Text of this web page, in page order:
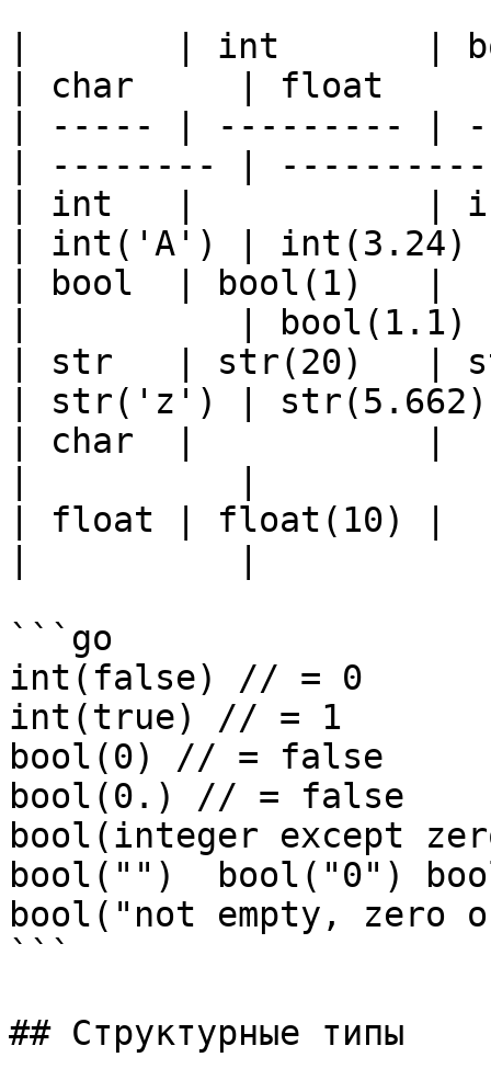
|       | int       |
| char     | float
| ----- | --------- |
| -------- |
| int   |           |
| int('A') | int(3.24)
| bool  | bool(1)
|          | bool(1.1)
| str   | str(20)   |
| str('z') |
| char  |           |
| float | float(10) |
```go
int(false) //
int(true) // = 1
bool(0) // = false
bool(0.) // = false
bool(integer
bool("")  bool("0")
bool("not empty,
```
## Структурные типы